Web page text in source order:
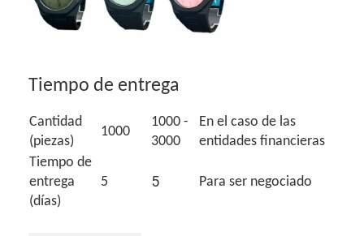
Tiempo de entrega
Cantidad
(piezas)
1000
1000 -
3000
En el caso de las
entidades financieras
Tiempo de
entrega
(días)
5 5 Para ser negociado